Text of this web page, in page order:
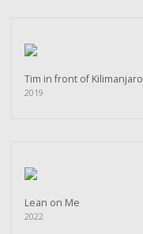
Tim in front of Kilimanjaro
2019
Lean on Me
2022